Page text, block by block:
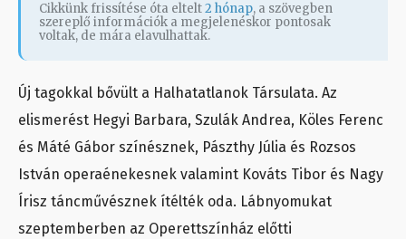
Cikkünk frissítése óta eltelt2 hónap, a szövegben
szereplő információk a megjelenéskor pontosak
voltak, de mára elavulhattak.
Új tagokkal bővült a Halhatatlanok Társulata. Az
elismerést Hegyi Barbara, Szulák Andrea, Köles Ferenc
és Máté Gábor színésznek, Pászthy Júlia és Rozsos
István operaénekesnek valamint Kováts Tibor és Nagy
Írisz táncművésznek ítélték oda. Lábnyomukat
szeptemberben az Operettszínház előtti